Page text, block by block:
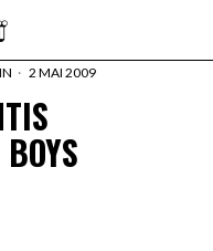
2 MAI 2009